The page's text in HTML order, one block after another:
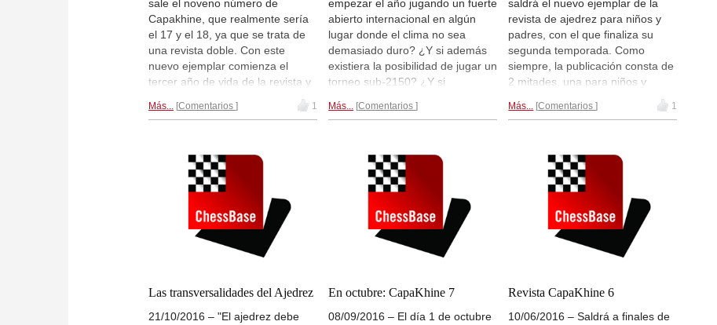
sale el noveno número de
Capakhine, que realmente sería
el 17 y el 18, ya que se trata de
una revista doble. Con este
nuevo ejemplar comienza el
tercer año de vida de la revista y
interesantes, que con gusto les
para poder verificarlo.
Más... Comentarios 1
empezar el año jugando un fuerte
abierto internacional en algún
lugar donde el clima no sea
demasiado duro? ¿Y si además
existiera la posibilidad de jugar un
torneo sub-2150? ¿Y si
Mediterráneo? Todo esto es
de los jugadores del Festival
Internacional de Roquetas, que
en esta última edición ha batido
todos los récords de participación
Reportaje...
Más... Comentarios
saldrá el nuevo ejemplar de la
revista de ajedrez para niños y
padres, con el que finaliza su
segunda temporada. Como
siempre, la publicación consta de
2 mitades, una para niños y
principiantes, con artículos sobre
aperturas, mediojuego, final,
los padres, con entrevistas,
artículos de ajedrez educativo,
consejos de psicología, ajedrez
terapéutico, historia y mucho
Resumen de los
contenidos...
Más... Comentarios 1
Las transversalidades del Ajedrez
21/10/2016 – "El ajedrez debe
En octubre: CapaKhine 7
08/09/2016 – El día 1 de octubre
Revista CapaKhine 6
10/06/2016 – Saldrá a finales de